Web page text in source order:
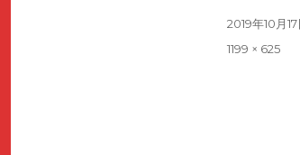
Posted
on
2019年10月17
Full
1199 × 625